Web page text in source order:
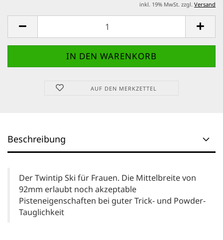
inkl. 19% MwSt. zzgl. Versand
AUF DEN MERKZETTEL
Beschreibung
Der Twintip Ski für Frauen. Die Mittelbreite von
92mm erlaubt noch akzeptable
Pisteneigenschaften bei guter Trick- und Powder-
Tauglichkeit